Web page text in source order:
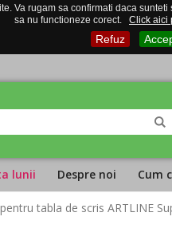
Va rugam sa confirmati daca
sa nu functioneze corect.
Click aici
Refuz
lunii Despre noi Cum
tabla de scris ARTLINE